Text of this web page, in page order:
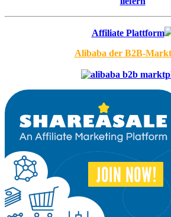
Affiliate Plattform
Alibaba der B2B-